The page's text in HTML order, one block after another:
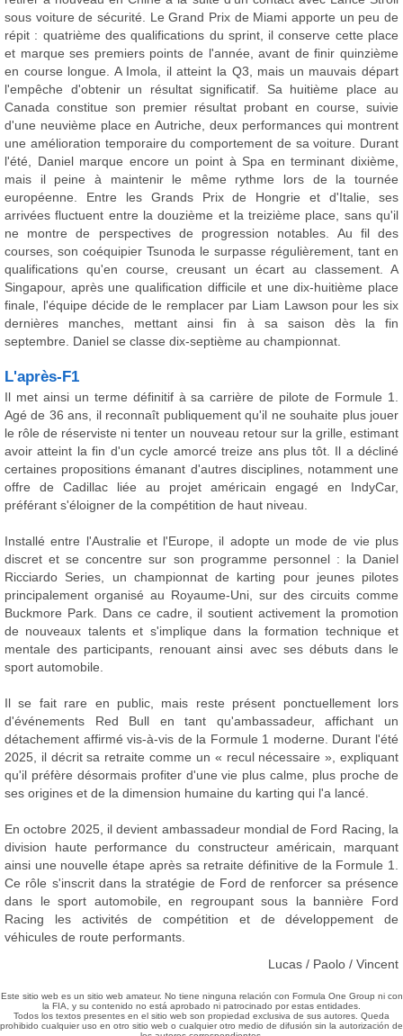
sous voiture de sécurité. Le Grand Prix de Miami apporte un peu de
répit : quatrième des qualifications du sprint, il conserve cette place
et marque ses premiers points de l'année, avant de finir quinzième
en course longue. A Imola, il atteint la Q3, mais un mauvais départ
l'empêche d'obtenir un résultat significatif. Sa huitième place au
Canada constitue son premier résultat probant en course, suivie
d'une neuvième place en Autriche, deux performances qui montrent
une amélioration temporaire du comportement de sa voiture. Durant
l'été, Daniel marque encore un point à Spa en terminant dixième,
mais il peine à maintenir le même rythme lors de la tournée
européenne. Entre les Grands Prix de Hongrie et d'Italie, ses
arrivées fluctuent entre la douzième et la treizième place, sans qu'il
ne montre de perspectives de progression notables. Au fil des
courses, son coéquipier Tsunoda le surpasse régulièrement, tant en
qualifications qu'en course, creusant un écart au classement. A
Singapour, après une qualification difficile et une dix-huitième place
finale, l'équipe décide de le remplacer par Liam Lawson pour les six
dernières manches, mettant ainsi fin à sa saison dès la fin
septembre. Daniel se classe dix-septième au championnat.
L'après-F1
Il met ainsi un terme définitif à sa carrière de pilote de Formule 1.
Agé de 36 ans, il reconnaît publiquement qu'il ne souhaite plus jouer
le rôle de réserviste ni tenter un nouveau retour sur la grille, estimant
avoir atteint la fin d'un cycle amorcé treize ans plus tôt. Il a décliné
certaines propositions émanant d'autres disciplines, notamment une
offre de Cadillac liée au projet américain engagé en IndyCar,
préférant s'éloigner de la compétition de haut niveau.
Installé entre l'Australie et l'Europe, il adopte un mode de vie plus
discret et se concentre sur son programme personnel : la Daniel
Ricciardo Series, un championnat de karting pour jeunes pilotes
principalement organisé au Royaume-Uni, sur des circuits comme
Buckmore Park. Dans ce cadre, il soutient activement la promotion
de nouveaux talents et s'implique dans la formation technique et
mentale des participants, renouant ainsi avec ses débuts dans le
sport automobile.
Il se fait rare en public, mais reste présent ponctuellement lors
d'événements Red Bull en tant qu'ambassadeur, affichant un
détachement affirmé vis-à-vis de la Formule 1 moderne. Durant l'été
2025, il décrit sa retraite comme un « recul nécessaire », expliquant
qu'il préfère désormais profiter d'une vie plus calme, plus proche de
ses origines et de la dimension humaine du karting qui l'a lancé.
En octobre 2025, il devient ambassadeur mondial de Ford Racing, la
division haute performance du constructeur américain, marquant
ainsi une nouvelle étape après sa retraite définitive de la Formule 1.
Ce rôle s'inscrit dans la stratégie de Ford de renforcer sa présence
dans le sport automobile, en regroupant sous la bannière Ford
Racing les activités de compétition et de développement de
véhicules de route performants.
Lucas / Paolo / Vincent
Este sitio web es un sitio web amateur. No tiene ninguna relación con Formula One Group ni con
la FIA, y su contenido no está aprobado ni patrocinado por estas entidades.
Todos los textos presentes en el sitio web son propiedad exclusiva de sus autores. Queda
prohibido cualquier uso en otro sitio web o cualquier otro medio de difusión sin la autorización de